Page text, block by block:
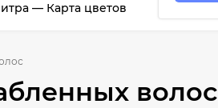
— Карта цветов
волос